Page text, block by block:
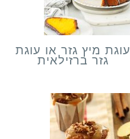
עוגת מיץ גזר או עוגת
גזר ברזילאית